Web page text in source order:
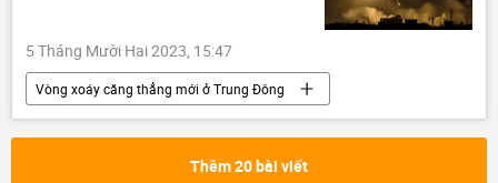
5 Tháng Mười Hai 2023, 15:47
Vòng xoáy căng thẳng mới ở Trung Đông
Palestine
Israel
Thế giới
Thêm 20 bài viết